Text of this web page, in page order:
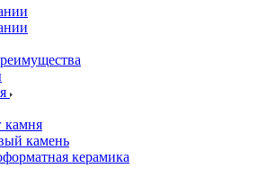
камня
камень
керамика